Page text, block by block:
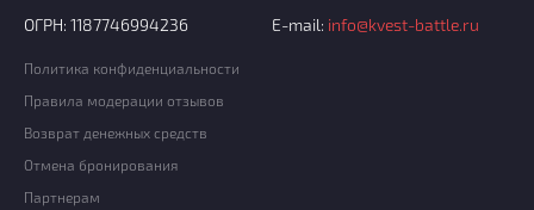
ОГРН: 1187746994236
E-mail: info@kvest-battle.ru
Политика конфиденциальности
Правила модерации отзывов
Возврат денежных средств
Отмена бронирования
Партнерам